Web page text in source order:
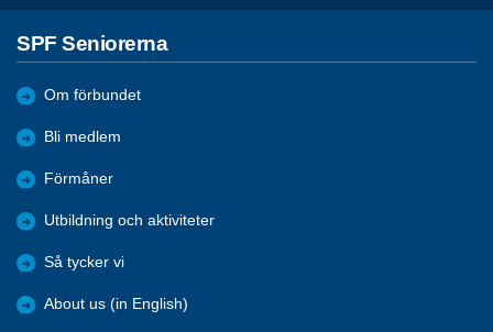
SPF Seniorerna
Om förbundet
Bli medlem
Förmåner
Utbildning och aktiviteter
Så tycker vi
About us (in English)